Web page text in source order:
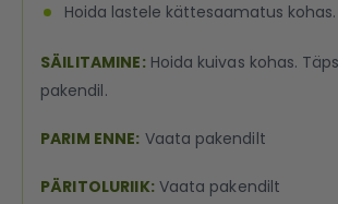
Hoida lastele kättesaamatus kohas.
SÄILITAMINE:Hoida kuivas kohas.
pakendil.
PARIM ENNE: Vaata pakendilt
PÄRITOLURIIK:Vaata pakendilt